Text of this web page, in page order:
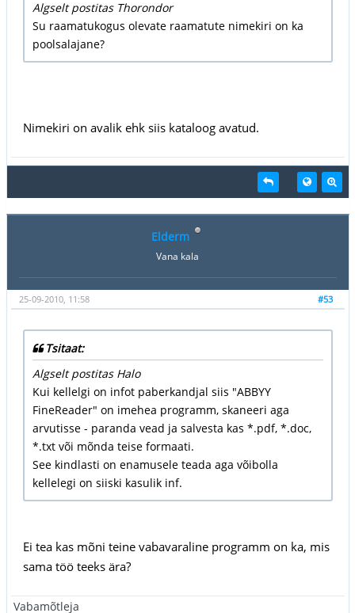
Algselt postitas Thorondor
Su raamatukogus olevate raamatute nimekiri on ka
poolsalajane?
Nimekiri on avalik ehk siis kataloog avatud.
Elderm
Vana kala
#53
25-09-2010, 11:58
Tsitaat:
Algselt postitas Halo
Kui kellelgi on infot paberkandjal siis "ABBYY
FineReader" on imehea programm, skaneeri aga
arvutisse - paranda vead ja salvesta kas *.pdf, *.doc,
*.txt või mõnda teise formaati.
See kindlasti on enamusele teada aga võibolla
kellelegi on siiski kasulik inf.
Ei tea kas mõni teine vabavaraline programm on ka, mis
sama töö teeks ära?
Vabamõtleja